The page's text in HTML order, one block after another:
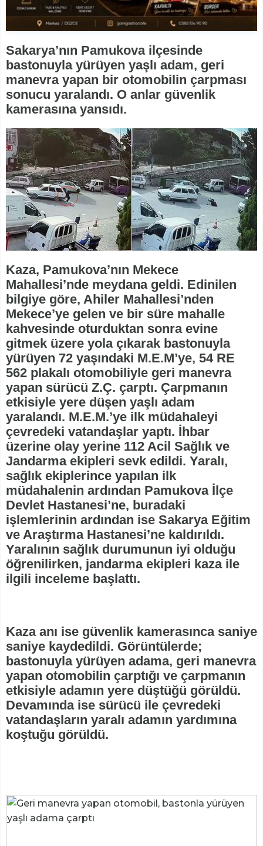
Sakarya’nın Pamukova ilçesinde
bastonuyla yürüyen yaşlı adam, geri
manevra yapan bir otomobilin çarpması
sonucu yaralandı. O anlar güvenlik
kamerasına yansıdı.
Kaza, Pamukova’nın Mekece
Mahallesi’nde meydana geldi. Edinilen
bilgiye göre, Ahiler Mahallesi’nden
Mekece’ye gelen ve bir süre mahalle
kahvesinde oturduktan sonra evine
gitmek üzere yola çıkarak bastonuyla
yürüyen 72 yaşındaki M.E.M’ye, 54 RE
562 plakalı otomobiliyle geri manevra
yapan sürücü Z.Ç. çarptı. Çarpmanın
etkisiyle yere düşen yaşlı adam
yaralandı. M.E.M.’ye ilk müdahaleyi
çevredeki vatandaşlar yaptı. İhbar
üzerine olay yerine 112 Acil Sağlık ve
Jandarma ekipleri sevk edildi. Yaralı,
sağlık ekiplerince yapılan ilk
müdahalenin ardından Pamukova İlçe
Devlet Hastanesi’ne, buradaki
işlemlerinin ardından ise Sakarya Eğitim
ve Araştırma Hastanesi’ne kaldırıldı.
Yaralının sağlık durumunun iyi olduğu
öğrenilirken, jandarma ekipleri kaza ile
ilgili inceleme başlattı.
Kaza anı ise güvenlik kamerasınca saniye
saniye kaydedildi. Görüntülerde;
bastonuyla yürüyen adama, geri manevra
yapan otomobilin çarptığı ve çarpmanın
etkisiyle adamın yere düştüğü görüldü.
Devamında ise sürücü ile çevredeki
vatandaşların yaralı adamın yardımına
koştuğu görüldü.